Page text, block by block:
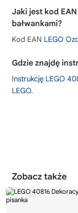
Jaki jest kod
bałwankami?
Kod EAN LEGO
Gdzie znajdę
Instrukcję LEGO
LEGO.
Zobacz także